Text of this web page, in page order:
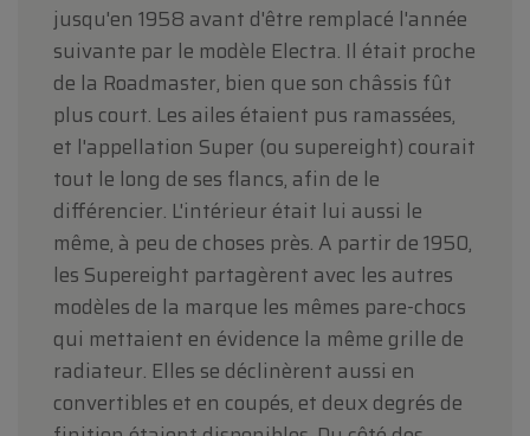
jusqu'en 1958 avant d'être remplacé l'année
suivante par le modèle Electra. Il était proche
de la Roadmaster, bien que son châssis fût
plus court. Les ailes étaient pus ramassées,
et l'appellation Super (ou supereight) courait
tout le long de ses flancs, afin de le
différencier. L'intérieur était lui aussi le
même, à peu de choses près. A partir de 1950,
les Supereight partagèrent avec les autres
modèles de la marque les mêmes pare-chocs
qui mettaient en évidence la même grille de
radiateur. Elles se déclinèrent aussi en
convertibles et en coupés, et deux degrés de